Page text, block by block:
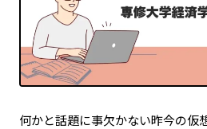
編集方針に沿った透明性の高い情
読者の資産保護を最優先とした徹
定期的な情報更新による最新ファ
何かと話題に事欠かない昨今の仮